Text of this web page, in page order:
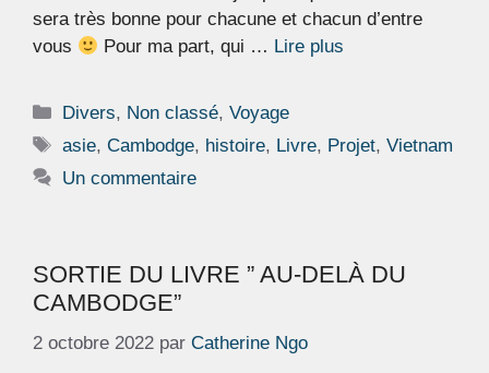
sera très bonne pour chacune et chacun d’entre
vous
Pour ma part, qui … Lire plus
Catégories
Divers, Non classé,Voyage
Étiquettes
asie,Cambodge, histoire, Livre, Projet,Vietnam
Un commentaire
SORTIE DU LIVRE ” AU-DELÀ DU
CAMBODGE”
2 octobre 2022 par Catherine Ngo